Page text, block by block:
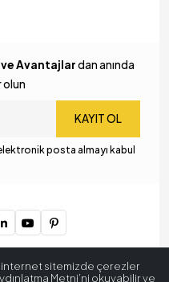
Avantajlardan anında
olun
KAYIT OL
posta almayı kabul
internet sitemizde çerezler
Metni’ni okuyabilir ve